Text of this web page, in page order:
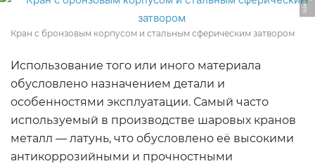
Кран с бронзовым корпусом и стальным сферическим затвором
Использование того или иного материала
обусловлено назначением детали и
особенностями эксплуатации. Самый часто
используемый в производстве шаровых кранов
металл — латунь, что обусловлено её высокими
антикоррозийными и прочностными